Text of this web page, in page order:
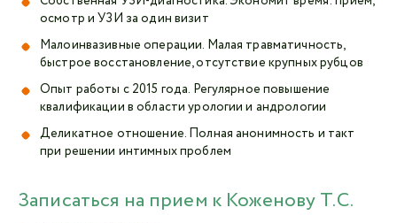
осмотр и УЗИ за один визит
Малоинвазивные операции. Малая травматичность,
быстрое восстановление, отсутствие крупных рубцов
Опыт работы с 2015 года. Регулярное повышение
квалификации в области урологии и андрологии
Деликатное отношение. Полная анонимность и такт
при решении интимных проблем
Записаться на прием к Коженову Т.С.